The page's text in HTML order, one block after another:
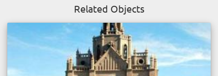
Related Objects